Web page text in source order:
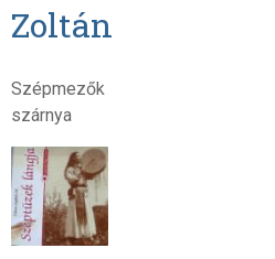
Zoltán
Szépmezők
szárnya